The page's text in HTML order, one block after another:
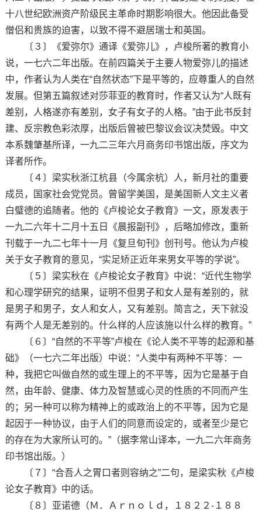
十八世纪欧洲资产阶级民主革命时期影响很大。他因此备受
僧侣和贵族的迫害，以致不得不避居瑞士和英国。
〔３〕《爱弥尔》通译《爱弥儿》，卢梭所著的教育小
说，一七六二年出版。在前四篇关于主要人物爱弥儿的描述
中，作者认为人类在“自然状态”下是平等的，应尊重人的自然
发展。但第五篇叙述对莎菲亚的教育时，作者又认为“人既有
差别，人格遂亦有差别，女子有女子的人格。”由于此书反封
建、反宗教色彩浓厚，出版后曾被巴黎议会议决焚毁。中文
本系魏肇基所译，一九二三年六月商务印书馆出版，序文为
译者所作。
〔４〕梁实秋浙江杭县（今属余杭）人，新月社的重要
成员，国家社会党党员。曾留学美国，是美国新人文主义者
白璧德的追随者。他的《卢梭论女子教育》一文，原发表于
一九二六年十二月十五日《晨报副刊》，后略加修改，重新
刊载于一九二七年十一月《复旦旬刊》创刊号。他认为卢梭
关于女子教育的意见，“实足矫正近年来男女平等的学说”。
〔５〕梁实秋在《卢梭论女子教育》中说：“近代生物学
和心理学研究的结果，证明不但男子和女人是有差别的，就
是男子和男子，女人和女人，又有差别。简言之，天下就没
有两个人是无差别的。什么样的人应该施以什么样的教育。”
〔６〕“自然的不平等”卢梭在《论人类不平等的起源和基
础》（一七六二年出版）中说：“人类中有两种不平等：一
种，我把它叫做自然的或生理上的不平等，因为它是基于自
然，由年龄、健康、体力及智慧或心灵的性质的不同而产生
的；另一种可以称为精神上的或政治上的不平等，因为它是
起因于一种协议，由于人们的同意而设定的，或者至少是它
的存在为大家所认可的。”（据李常山译本，一九二六年商务
印书馆出版。）
〔７〕“合吾人之胃口者则容纳之”二句，是梁实秋《卢梭
论女子教育》中的话。
〔８〕亚诺德（Ｍ．Ａｒｎｏｌｄ，１８２２-１８８